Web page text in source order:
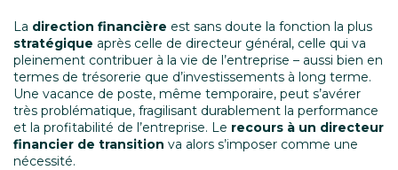
La direction financière est sans doute la fonction la plus
stratégique après celle de directeur général, celle qui va
pleinement contribuer à la vie de l’entreprise – aussi bien en
termes de trésorerie que d’investissements à long terme.
Une vacance de poste, même temporaire, peut s’avérer
très problématique, fragilisant durablement la performance
et la profitabilité de l’entreprise. Le recours à un directeur
financier de transition va alors s’imposer comme une
nécessité.